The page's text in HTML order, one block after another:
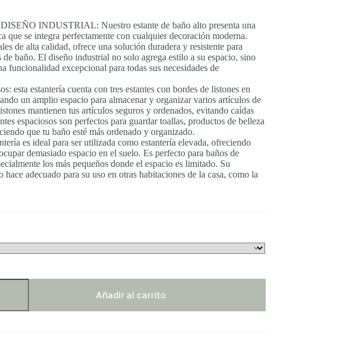
INDUSTRIAL: Nuestro estante de baño alto presenta una
que se integra perfectamente con cualquier decoración moderna.
de alta calidad, ofrece una solución duradera y resistente para
baño. El diseño industrial no solo agrega estilo a su espacio, sino
funcionalidad excepcional para todas sus necesidades de
esta estantería cuenta con tres estantes con bordes de listones en
un amplio espacio para almacenar y organizar varios artículos de
mantienen tus artículos seguros y ordenados, evitando caídas
espaciosos son perfectos para guardar toallas, productos de belleza
que tu baño esté más ordenado y organizado.
es ideal para ser utilizada como estantería elevada, ofreciendo
demasiado espacio en el suelo. Es perfecto para baños de
los más pequeños donde el espacio es limitado. Su
adecuado para su uso en otras habitaciones de la casa, como la
Añadir al carrito